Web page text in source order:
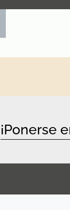
¡Ponerse